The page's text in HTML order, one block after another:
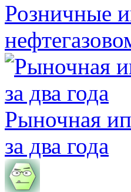
Розничные
Рыночная
за два года